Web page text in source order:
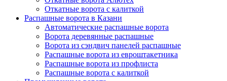
Откатные ворота с калиткой
Распашные ворота в Казани
Автоматические распашные ворота
Ворота деревянные распашные
Ворота из сэндвич панелей распашные
Распашные ворота из евроштакетника
Распашные ворота из профлиста
Распашные ворота с калиткой